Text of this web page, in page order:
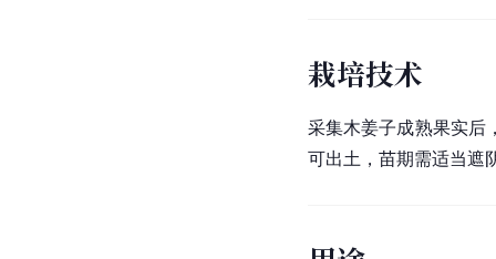
栽培技术
采集木姜子成熟果实后
可出土，苗期需适当遮